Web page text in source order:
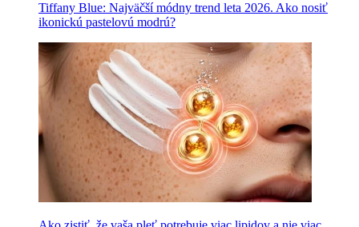
Tiffany Blue: Najväčší módny trend leta 2026. Ako nosiť
ikonickú pastelovú modrú?